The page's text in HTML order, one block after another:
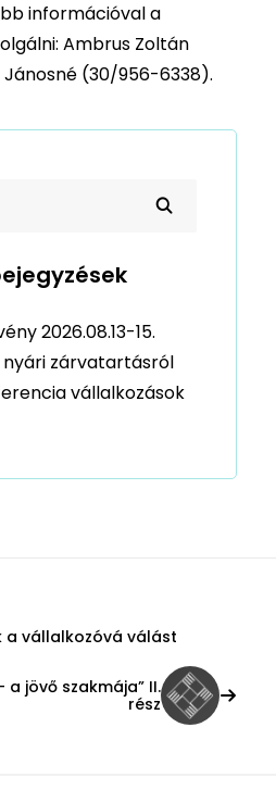
információval a
Ambrus Zoltán
Jánosné (30/956-6338).
2026.08.13-15.
zárvatartásról
vállalkozások
a vállalkozóvá válást
a jövő szakmája” II.
rész